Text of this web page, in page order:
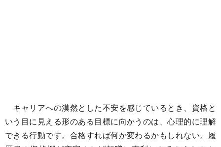
キャリアへの漠然とした不安を感じているとき、資格と
いう目に見える形のある目標に向かうのは、心理的に理解
できる行動です。合格すれば何か変わるかもしれない。履